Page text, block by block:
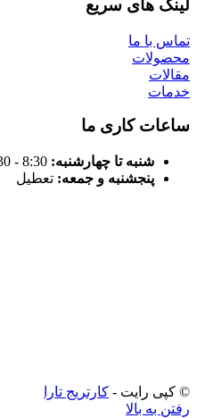
سریع
ما
کاری ما
تا چهارشنبه:8:30 - 17:30
و جمعه:تعطیل
- کارتریج تارا